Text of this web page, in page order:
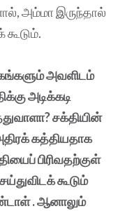
அம்மா இருந்தால்
அவளிடம்
அடிக்கடி
சக்தியின்
கத்தியதாக
பிரிவதற்குள்
கூடும்
. ஆனாலும்